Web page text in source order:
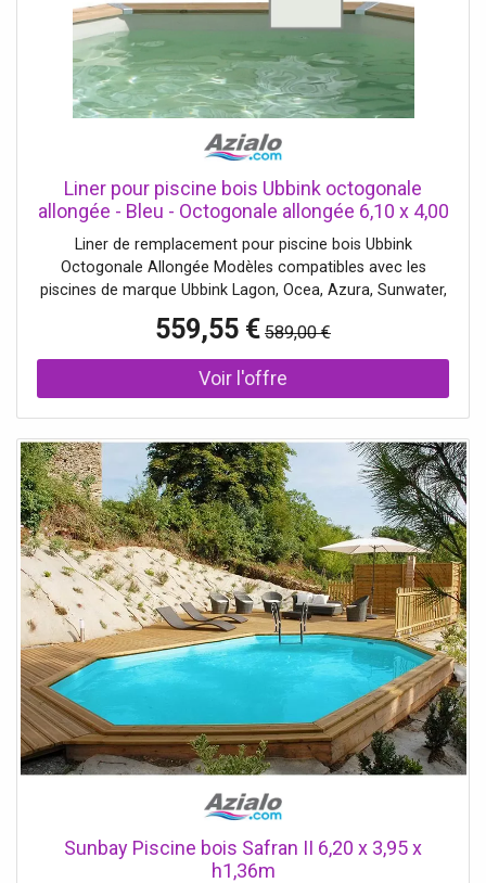
Liner pour piscine bois Ubbink octogonale
allongée - Bleu - Octogonale allongée 6,10 x 4,00
x h1,20m
Liner de remplacement pour piscine bois Ubbink
Octogonale Allongée Modèles compatibles avec les
piscines de marque Ubbink Lagon, Ocea, Azura, Sunwater,
fixation. Pour garantir une installation optimale et une
durabilité maximale, il est fortemen
559,55 € 589,00 €
Sunbay Piscine bois Safran II 6,20 x 3,95 x
h1,36m